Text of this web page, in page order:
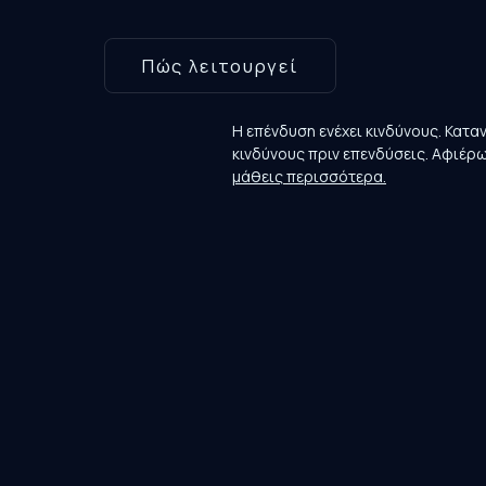
Πώς λειτουργεί
Η επένδυση ενέχει κινδύνους.
κινδύνους πριν επενδύσεις.
μάθεις περισσότερα.